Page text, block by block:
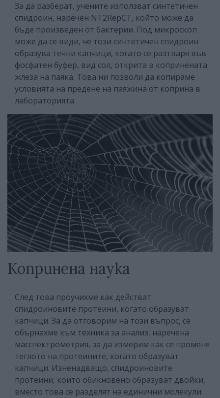
За да разберат, учените използват синтетичен
спидроин, наречен NT2RepCT, който може да
бъде произведен от бактерии. Под микроскоп
може да се види, че този синтетичен спидроин
образува течни капчици, когато се разтваря във
фосфатен буфер, вид сол, открита в копринената
жлеза на паяка. Това ни позволи да копираме
условията на предене на паяжина от коприна в
лабораторията.
Копринена наука
След това проучихме как действат
спидроиновите протеини, когато образуват
капчици. За да отговорим на този въпрос, се
обърнахме към техника за анализ, наречена
масспектрометрия, за да измерим как се променя
теглото на протеините, когато образуват
капчици. Изненадващо, спидроиновите
протеини, които обикновено образуват двойки,
вместо това се разделят на единични молекули.